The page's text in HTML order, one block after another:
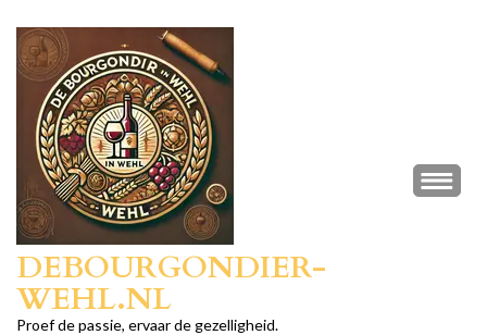
naar
inhoud
Enter)
DEBOURGONDIER-
WEHL.NL
Proef de passie, ervaar de gezelligheid.